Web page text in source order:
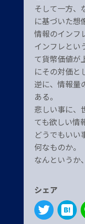
そして一方、
に基づいた想
情報のインフ
インフレとい
て貨幣価値が
にその対価と
逆に、情報量
ある。
悲しい事に、
ても欲しい情
どうでもいい
何なものか。
なんというか
シェア